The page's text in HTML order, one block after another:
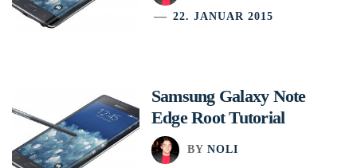
22. JANUAR 2015
Samsung Galaxy Note
Edge Root Tutorial
BY NOLI